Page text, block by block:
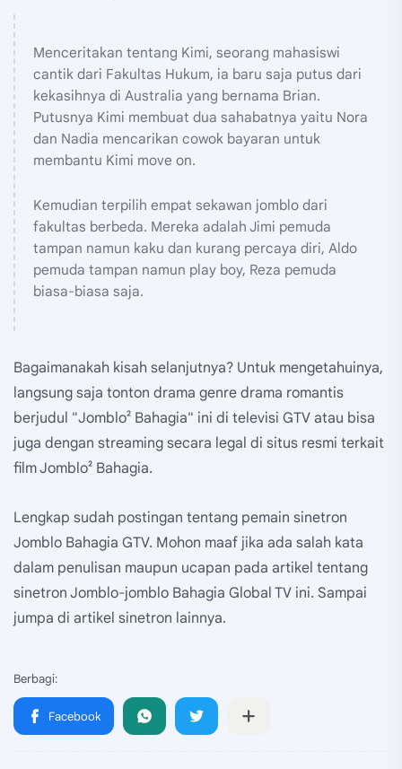
Menceritakan tentang Kimi, seorang mahasiswi
cantik dari Fakultas Hukum, ia baru saja putus dari
kekasihnya di Australia yang bernama Brian.
Putusnya Kimi membuat dua sahabatnya yaitu Nora
dan Nadia mencarikan cowok bayaran untuk
membantu Kimi move on.
Kemudian terpilih empat sekawan jomblo dari
fakultas berbeda. Mereka adalah Jimi pemuda
tampan namun kaku dan kurang percaya diri, Aldo
pemuda tampan namun play boy, Reza pemuda
biasa-biasa saja.
Bagaimanakah kisah selanjutnya? Untuk mengetahuinya,
langsung saja tonton drama genre drama romantis
berjudul "Jomblo² Bahagia" ini di televisi GTV atau bisa
juga dengan streaming secara legal di situs resmi terkait
film Jomblo² Bahagia.
Lengkap sudah postingan tentang pemain sinetron
Jomblo Bahagia GTV. Mohon maaf jika ada salah kata
dalam penulisan maupun ucapan pada artikel tentang
sinetron Jomblo-jomblo Bahagia Global TV ini. Sampai
jumpa di artikel sinetron lainnya.